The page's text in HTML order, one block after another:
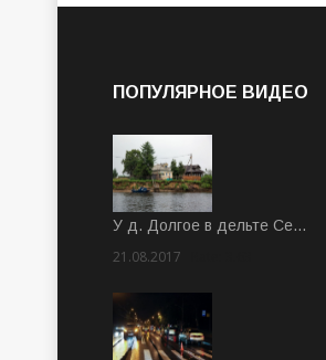
ПОПУЛЯРНОЕ ВИДЕО
У д. Долгое в дельте Се…
21.08.2017